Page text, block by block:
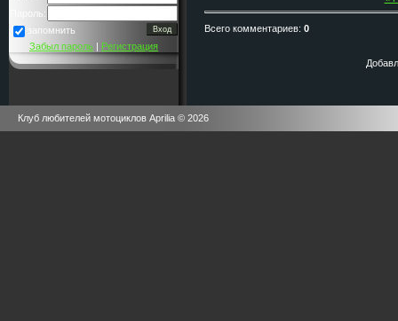
Пароль:
запомнить
Забыл пароль | Регистрация
Всего комментариев: 0
Клуб любителей мотоциклов Aprilia © 2026